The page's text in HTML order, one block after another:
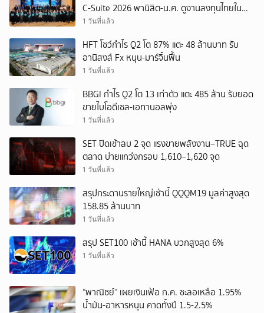
C-Suite 2026 พานิสิต-น.ศ. ดูงานลงทุนไทยใน
เวียดนาม
1 วันที่แล้ว
HFT โชว์กำไร Q2 โต 87% แตะ 48 ล้านบาท รับ
อานิสงส์ Fx หนุน-มาร์จิ้นฟื้น
1 วันที่แล้ว
BBGI กำไร Q2 โต 13 เท่าตัว แตะ 485 ล้าน รับยอด
ขายไบโอดีเซล-เอทานอลพุ่ง
1 วันที่แล้ว
SET ปิดเช้าลบ 2 จุด แรงขายพลังงาน–TRUE ฉุด
ตลาด บ่ายแกว่งกรอบ 1,610–1,620 จุด
1 วันที่แล้ว
สรุปกระดานรายใหญ่เช้านี้ QQQM19 มูลค่าสูงสุด
158.85 ล้านบาท
1 วันที่แล้ว
สรุป SET100 เช้านี้ HANA บวกสูงสุด 6%
1 วันที่แล้ว
“พาณิชย์” เผยเงินเฟ้อ ก.ค. ชะลอเหลือ 1.95%
น้ำมัน-อาหารหนุน คาดทั้งปี 1.5-2.5%